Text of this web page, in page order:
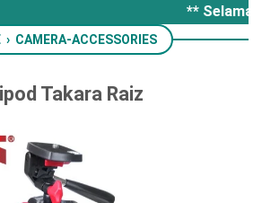
** Selamat
› CAMERA-ACCESSORIES
Takara Raiz